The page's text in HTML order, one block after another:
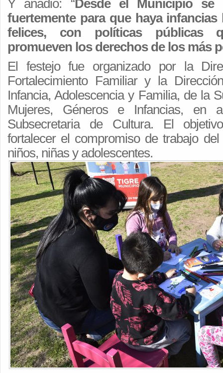
Y añadió: “Desde el Municipio se
fuertemente para que haya
felices, con políticas públicas
promueven los derechos de los más
El festejo fue organizado por la
Fortalecimiento Familiar y la
Infancia, Adolescencia y Familia, de la
Mujeres, Géneros e Infancias, en
Subsecretaria de Cultura. El
fortalecer el compromiso de trabajo
niños, niñas y adolescentes.